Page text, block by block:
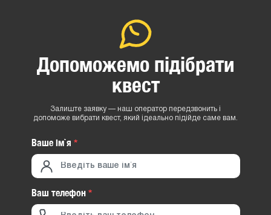
Допоможемо підібрати
квест
Залиште заявку — наш оператор передзвонить і
допоможе вибрати квест, який ідеально підійде саме вам.
Ваше iм`я *
Ваш телефон*